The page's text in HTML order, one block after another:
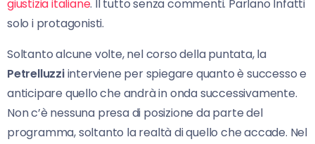
giustizia italiane. Il tutto senza commenti. Parlano Infatti
solo i protagonisti.
Soltanto alcune volte, nel corso della puntata, la
Petrelluzziinterviene per spiegare quanto è successo e
anticipare quello che andrà in onda successivamente.
Non c’è nessuna presa di posizione da parte del
programma, soltanto la realtà di quello che accade. Nel